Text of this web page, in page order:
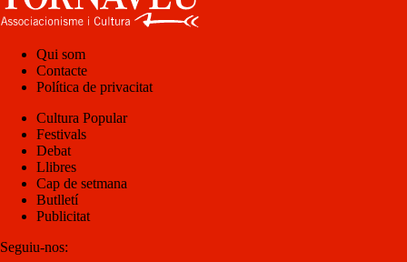
Qui som
Contacte
Política de privacitat
Cultura Popular
Festivals
Debat
Llibres
Cap de setmana
Butlletí
Publicitat
Seguiu-nos: